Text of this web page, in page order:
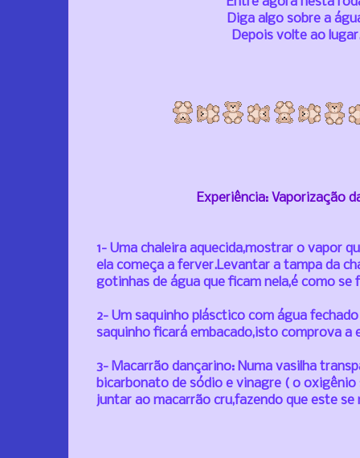
Diga algo sobre a
Depois volte ao
Experiência: Vaporização
1- Uma chaleira aquecida,mostrar o vapor
ela começa a ferver.Levantar a tampa da
gotinhas de água que ficam nela,é como se
2- Um saquinho plásctico com água
saquinho ficará embacado,isto comprova a
3- Macarrão dançarino: Numa vasilha
bicarbonato de sódio e vinagre ( o oxigênio
juntar ao macarrão cru,fazendo que este se